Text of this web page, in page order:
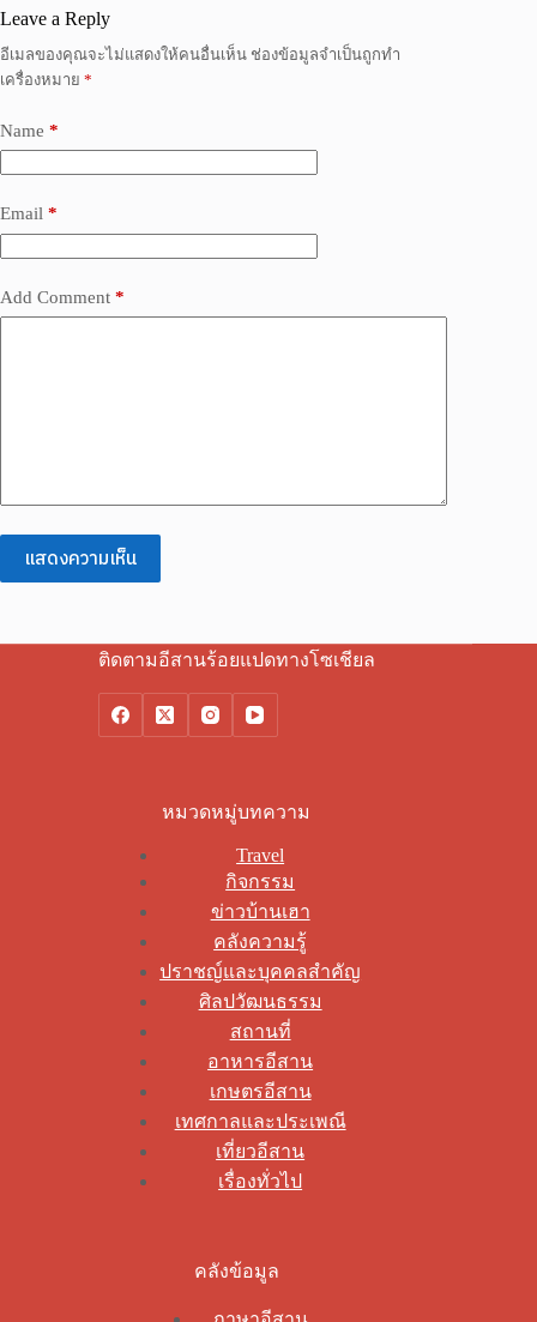
Leave a Reply
อีเมลของคุณจะไม่แสดงให้คนอื่นเห็น ช่องข้อมูลจำเป็นถูกทำ
เครื่องหมาย *
Name *
Email *
Add Comment *
แสดงความเห็น
ติดตามอีสานร้อยแปดทางโซเชียล
หมวดหมู่บทความ
Travel
กิจกรรม
ข่าวบ้านเฮา
คลังความรู้
ปราชญ์และบุคคลสำคัญ
ศิลปวัฒนธรรม
สถานที่
อาหารอีสาน
เกษตรอีสาน
เทศกาลและประเพณี
เที่ยวอีสาน
เรื่องทั่วไป
คลังข้อมูล